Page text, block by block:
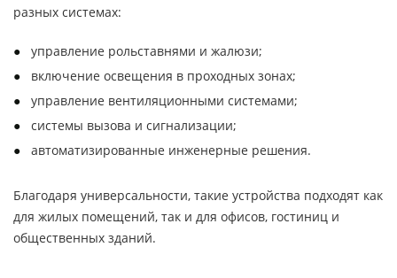
разных системах:
управление рольставнями и жалюзи;
включение освещения в проходных зонах;
управление вентиляционными системами;
системы вызова и сигнализации;
автоматизированные инженерные решения.
Благодаря универсальности, такие устройства подходят как
для жилых помещений, так и для офисов, гостиниц и
общественных зданий.